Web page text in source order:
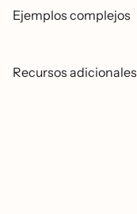
Ejemplos complejos
Recursos adicionales